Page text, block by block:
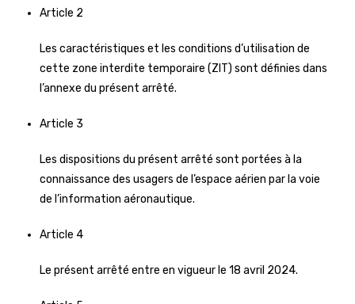
Article 2
Les caractéristiques et les conditions d’utilisation de
cette zone interdite temporaire (ZIT) sont définies dans
l’annexe du présent arrêté.
Article 3
Les dispositions du présent arrêté sont portées à la
connaissance des usagers de l’espace aérien par la voie
de l’information aéronautique.
Article 4
Le présent arrêté entre en vigueur le 18 avril 2024.